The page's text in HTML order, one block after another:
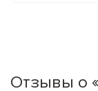
Отзывы о